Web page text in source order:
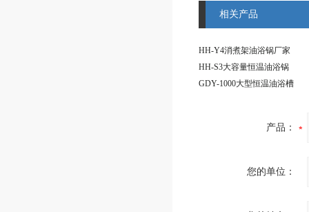
相关产品
HH-Y4消煮架油浴锅厂家
HH-S3大容量恒温油浴锅
GDY-1000大型恒温油浴槽
产品：
您的单位：